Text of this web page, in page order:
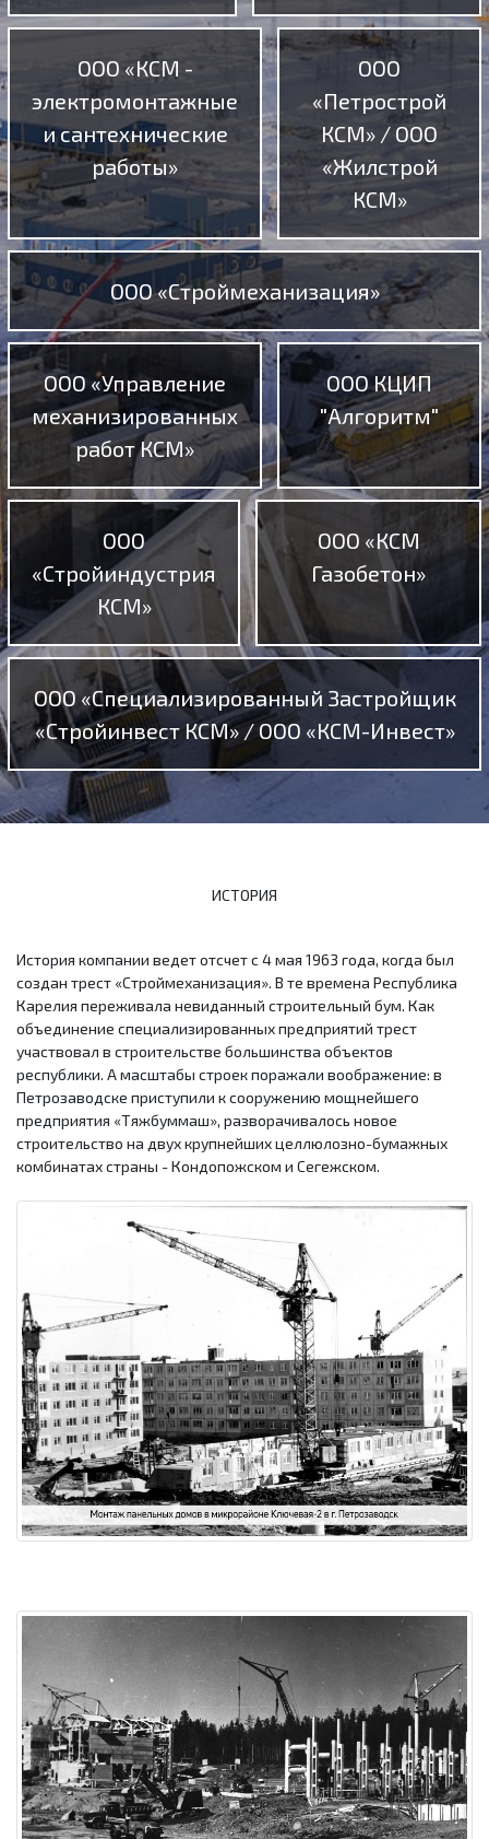
ООО «КСМ -
электромонтажные
и сантехнические
работы»
ООО
«Петрострой
КСМ» / ООО
«Жилстрой
КСМ»
ООО «Строймеханизация»
ООО «Управление
механизированных
работ КСМ»
ООО КЦИП
"Алгоритм"
ООО
«Стройиндустрия
КСМ»
ООО «КСМ
Газобетон»
ООО «Специализированный Застройщик
«Стройинвест КСМ» / ООО «КСМ-Инвест»
ИСТОРИЯ
История компании ведет отсчет с 4 мая 1963 года, когда был
создан трест «Строймеханизация». В те времена Республика
Карелия переживала невиданный строительный бум. Как
объединение специализированных предприятий трест
участвовал в строительстве большинства объектов
республики. А масштабы строек поражали воображение: в
Петрозаводске приступили к сооружению мощнейшего
предприятия «Тяжбуммаш», разворачивалось новое
строительство на двух крупнейших целлюлозно-бумажных
комбинатах страны - Кондопожском и Сегежском.